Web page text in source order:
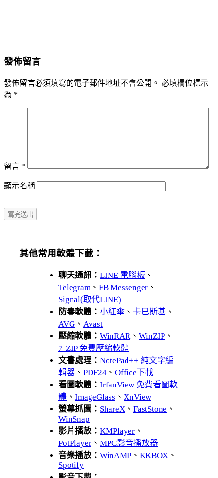
發佈留言
發佈留言必須填寫的電子郵件地址不會公開。 必填欄位標示
為 *
留言 *
顯示名稱
其他常用軟體下載：
聊天通訊： LINE 電腦板 、
Telegram 、 FB Messenger 、
Signal(取代LINE)
防毒軟體： 小紅傘 、 卡巴斯基 、
AVG 、 Avast
壓縮軟體： WinRAR、 WinZIP 、
7-ZIP 免費壓縮軟體
文書處理： NotePad++ 純文字編
輯器 、 PDF24 、 Office下載
看圖軟體： IrfanView 免費看圖軟
體 、 ImageGlass 、 XnView
螢幕抓圖： ShareX 、 FastStone 、
WinSnap
影片播放： KMPlayer 、
PotPlayer 、 MPC影音播放器
音樂播放： WinAMP 、 KKBOX 、
Spotify